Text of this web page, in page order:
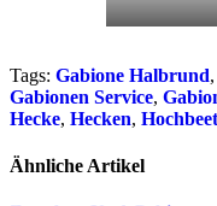
Tags: Gabione Halbrund,
Gabionen Service,
Hecke, Hecken, Hochbeet
Ähnliche Artikel